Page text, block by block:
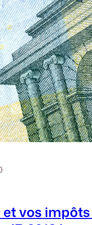
et vos impôts